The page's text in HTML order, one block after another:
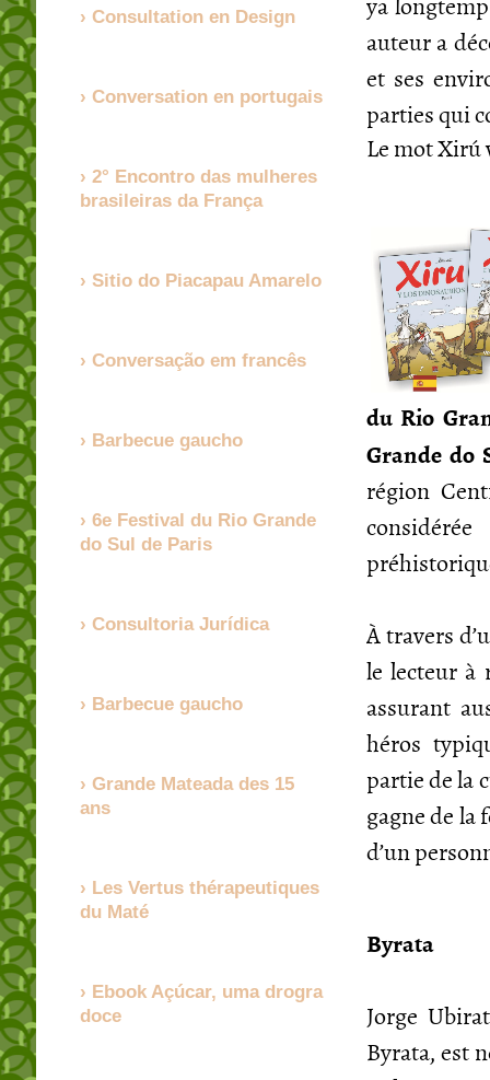
auteur a
et ses
parties qui
Le mot Xirú
du Rio
Grande do
région
À travers
le lecteur à
assurant
héros
partie de la
gagne de la
d’un
Byrata
Jorge
Byrata, est
Consultation en Design
Conversation en portugais
2° Encontro das mulheres
brasileiras da França
Sitio do Piacapau Amarelo
Conversação em francês
Barbecue gaucho
6e Festival du Rio Grande
do Sul de Paris
Consultoria Jurídica
Barbecue gaucho
Grande Mateada des 15
ans
Les Vertus thérapeutiques
du Maté
Ebook Açúcar, uma drogra
doce